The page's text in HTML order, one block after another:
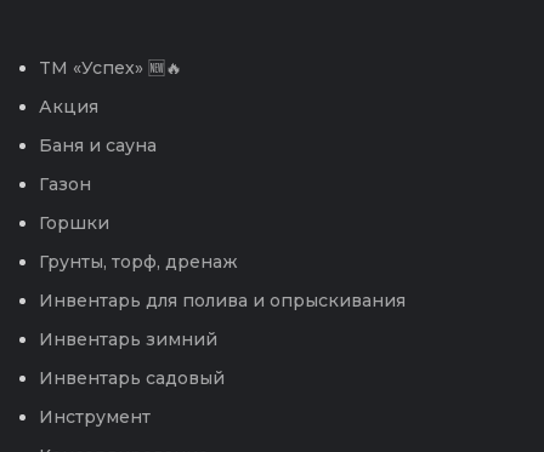
TM «Успех» 🆕🔥
Акция
Баня и сауна
Газон
Горшки
Грунты, торф, дренаж
Инвентарь для полива и опрыскивания
Инвентарь зимний
Инвентарь садовый
Инструмент